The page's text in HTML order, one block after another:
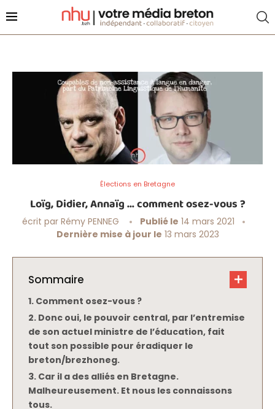
Élections en Bretagne
Loïg, Didier, Annaïg … comment osez-vous ?
écrit par Rémy PENNEG Publié le 14 mars 2021
Dernière mise à jour le 13 mars 2023
Sommaire
Comment osez-vous ?
Donc oui, le pouvoir central, par l’entremise
de son actuel ministre de l’éducation, fait
tout son possible pour éradiquer le
breton/brezhoneg.
Car il a des alliés en Bretagne.
Malheureusement. Et nous les connaissons
tous.